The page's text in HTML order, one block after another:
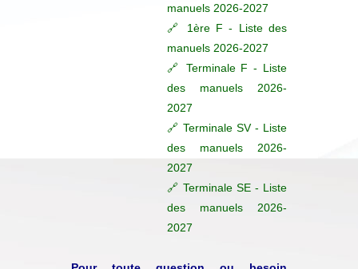
manuels 2026-2027
🔗 1ère F - Liste des
manuels 2026-2027
🔗 Terminale F - Liste
des manuels 2026-
2027
🔗 Terminale SV - Liste
des manuels 2026-
2027
🔗 Terminale SE - Liste
des manuels 2026-
2027